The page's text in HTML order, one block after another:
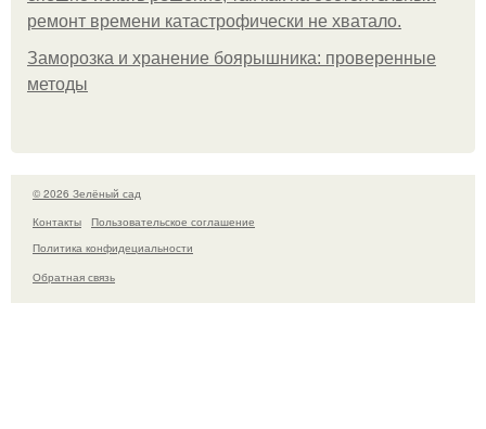
ремонт времени катастрофически не хватало.
Заморозка и хранение боярышника: проверенные
методы
© 2026 Зелёный сад
Контакты
Пользовательское соглашение
Политика конфидециальности
Обратная связь